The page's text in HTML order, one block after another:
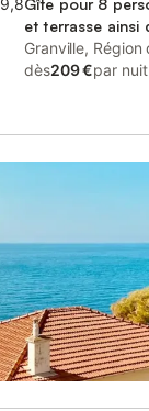
9,8Gîte pour 8
et terrasse ainsi
Granville, Région
dès209 €par nuit